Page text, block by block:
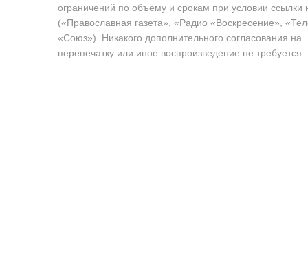
ограничений по объёму и срокам при условии ссылки
(«Православная газета», «Радио «Воскресение»,
«Союз»). Никакого дополнительного согласования на
перепечатку или иное воспроизведение не требуется.